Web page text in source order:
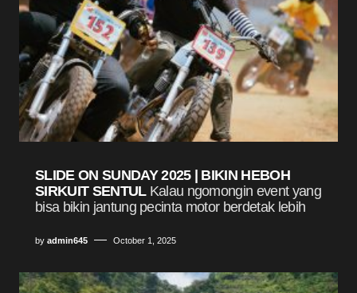
SLIDE ON SUNDAY 2025 | BIKIN HEBOH
SIRKUIT SENTUL Kalau ngomongin event yang
bisa bikin jantung pecinta motor berdetak lebih
by admin645 October 1, 2025